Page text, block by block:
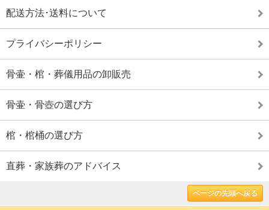
配送方法･送料について
プライバシーポリシー
骨壷・棺・葬儀用品の卸販売
骨壷・骨壺の選び方
棺・棺桶の選び方
直葬・家族葬のアドバイス
ページの先頭へ戻る